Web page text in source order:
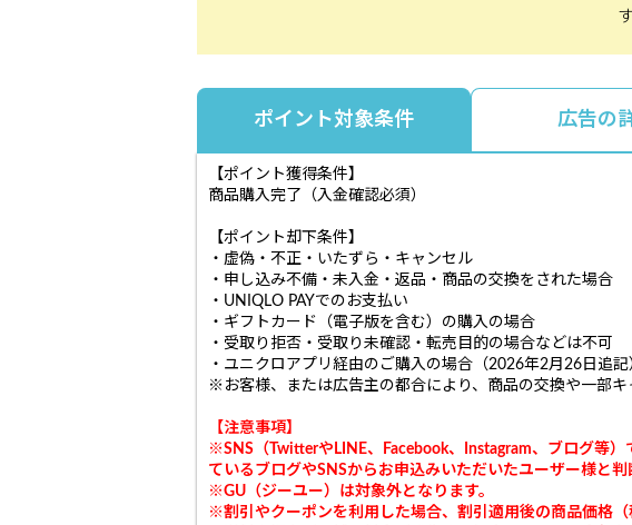
ポイント対象条件 広告の
【ポイント獲得条件】
商品購入完了（入金確認必須）
【ポイント却下条件】
・虚偽・不正・いたずら・キャンセル
・申し込み不備・未入金・返品・商品の交換をされた場合
・UNIQLO PAYでのお支払い
・ギフトカード（電子版を含む）の購入の場合
・受取り拒否・受取り未確認・転売目的の場合などは不可
・ユニクロアプリ経由のご購入の場合（2026年2月26日追記
※お客様、または広告主の都合により、商品の交換や一部
【注意事項】
※SNS（TwitterやLINE、Facebook、Instagram、ブログ等
ているブログやSNSからお申込みいただいたユーザー様と
※GU（ジーユー）は対象外となります。
※割引やクーポンを利用した場合、割引適用後の商品価格（